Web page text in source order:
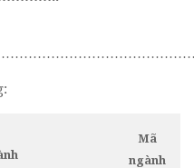
Mã
ngành